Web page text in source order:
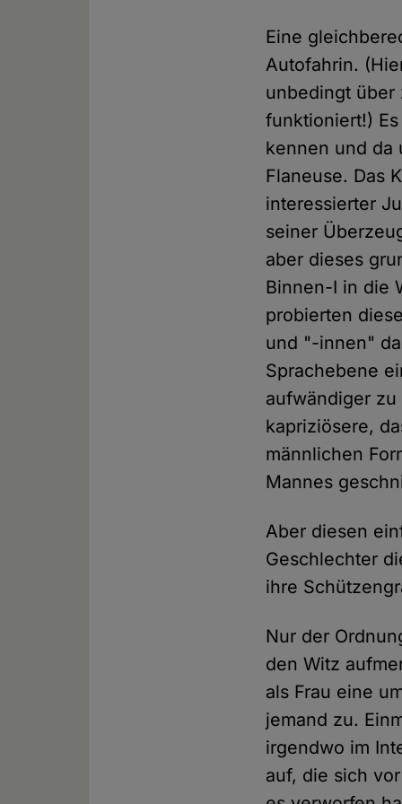
Eine
Autofahrin.
unbedingt über
funktioniert!)
kennen und da
Flaneuse. Das
interessierter
seiner
aber dieses
Binnen-I in die
probierten
und "-innen"
Sprachebene
aufwändiger
kapriziösere,
männlichen
Mannes
Aber diesen
Geschlechter
ihre
Nur der
den Witz
als Frau eine
jemand zu.
irgendwo im
auf, die sich